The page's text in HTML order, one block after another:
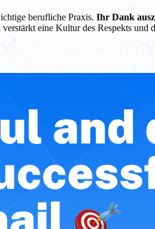
berufliche Praxis. Ihr Dank
eine Kultur des Respekts und